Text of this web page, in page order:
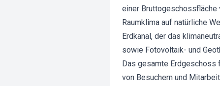
einer Bruttogeschossfläche
Raumklima auf natürliche
Erdkanal, der das
sowie Fotovoltaik- und
Das gesamte Erdgeschoss
von Besuchern und